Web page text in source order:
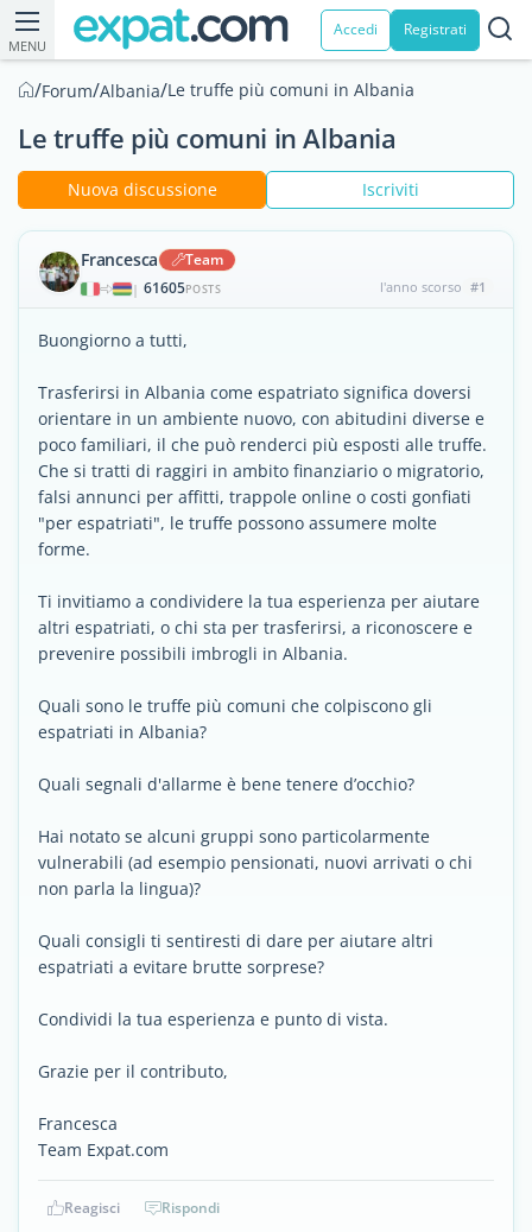
MENU
Accedi Registrati
/Forum/Albania/Le truffe più comuni in Albania
Le truffe più comuni in Albania
Nuova discussione Iscriviti
Francesca Team
| 61605POSTS l'anno scorso #1
Buongiorno a tutti,
Trasferirsi in Albania come espatriato significa doversi
orientare in un ambiente nuovo, con abitudini diverse e
poco familiari, il che può renderci più esposti alle truffe.
Che si tratti di raggiri in ambito finanziario o migratorio,
falsi annunci per affitti, trappole online o costi gonfiati
"per espatriati", le truffe possono assumere molte
forme.
Ti invitiamo a condividere la tua esperienza per aiutare
altri espatriati, o chi sta per trasferirsi, a riconoscere e
prevenire possibili imbrogli in Albania.
Quali sono le truffe più comuni che colpiscono gli
espatriati in Albania?
Quali segnali d'allarme è bene tenere d’occhio?
Hai notato se alcuni gruppi sono particolarmente
vulnerabili (ad esempio pensionati, nuovi arrivati o chi
non parla la lingua)?
Quali consigli ti sentiresti di dare per aiutare altri
espatriati a evitare brutte sorprese?
Condividi la tua esperienza e punto di vista.
Grazie per il contributo,
Francesca
Team Expat.com
Reagisci Rispondi